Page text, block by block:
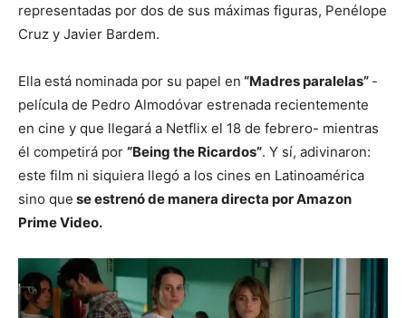
representadas por dos de sus máximas figuras, Penélope
Cruz y Javier Bardem.
Ella está nominada por su papel en “Madres paralelas” -
película de Pedro Almodóvar estrenada recientemente
en cine y que llegará a Netflix el 18 de febrero- mientras
él competirá por “Being the Ricardos”. Y sí, adivinaron:
este film ni siquiera llegó a los cines en Latinoamérica
sino que se estrenó de manera directa por Amazon
Prime Video.